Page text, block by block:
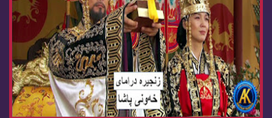
زنجیره‌ درامای خه‌ونی پاشا ئه‌ڵقه‌ی 60 dramay x...